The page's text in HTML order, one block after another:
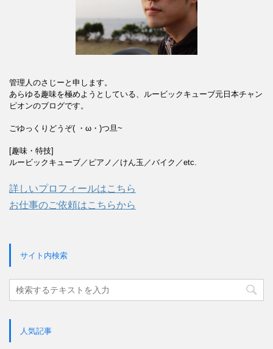
管理人のさじーと申します。
あらゆる趣味を極めようとしている、ルービックキューブ元日本チャン
ピオンのブログです。
ごゆっくりどうぞ( ・ω・)つ旦~
[趣味・特技]
ルービックキューブ／ピアノ／けん玉／バイク／etc.
詳しいプロフィールはこちら
お仕事のご依頼はこちらから
サイト内検索
人気記事